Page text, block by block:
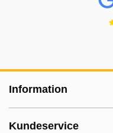
Information
Kundeservice